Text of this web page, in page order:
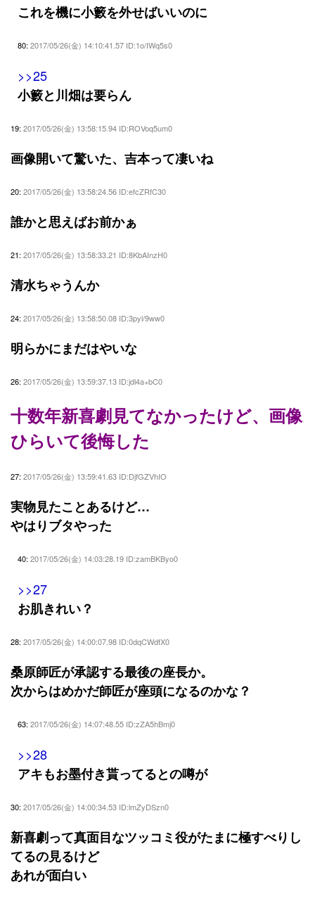
これを機に小籔を外せばいいのに
80: 2017/05/26(金) 14:10:41.57 ID:1o/IWq5s0
>>25
小籔と川畑は要らん
19: 2017/05/26(金) 13:58:15.94 ID:ROVoq5um0
画像開いて驚いた、吉本って凄いね
20: 2017/05/26(金) 13:58:24.56 ID:efcZRfC30
誰かと思えばお前かぁ
21: 2017/05/26(金) 13:58:33.21 ID:8KbAInzH0
清水ちゃうんか
24: 2017/05/26(金) 13:58:50.08 ID:3pyl/9ww0
明らかにまだはやいな
26: 2017/05/26(金) 13:59:37.13 ID:jdl4a+bC0
十数年新喜劇見てなかったけど、画像
ひらいて後悔した
27: 2017/05/26(金) 13:59:41.63 ID:DjfGZVhIO
実物見たことあるけど…
やはりブタやった
40: 2017/05/26(金) 14:03:28.19 ID:zamBKByo0
>>27
お肌きれい？
28: 2017/05/26(金) 14:00:07.98 ID:0dqCWdfX0
桑原師匠が承認する最後の座長か。
次からはめかだ師匠が座頭になるのかな？
63: 2017/05/26(金) 14:07:48.55 ID:zZA5hBmj0
>>28
アキもお墨付き貰ってるとの噂が
30: 2017/05/26(金) 14:00:34.53 ID:lmZyDSzn0
新喜劇って真面目なツッコミ役がたまに極すべりし
てるの見るけど
あれが面白い